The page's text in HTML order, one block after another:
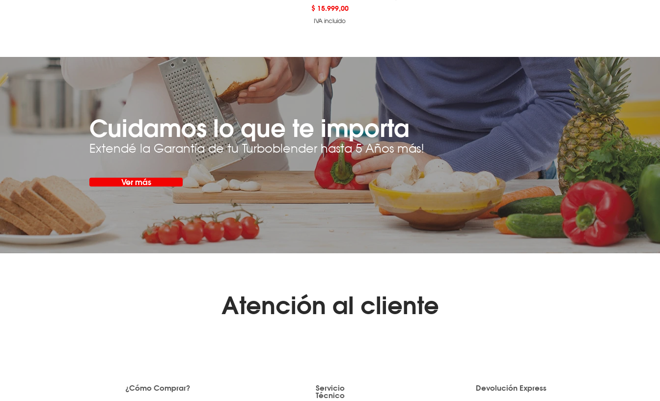
Precio
$ 15.999,00
IVA incluido
Cuidamos lo que te importa
Extendé la Garantía de tu Turboblender hasta 5 Años más!
Ver más
Atención al cliente
¿Cómo Comprar? Servicio
Técnico
Devolución Express